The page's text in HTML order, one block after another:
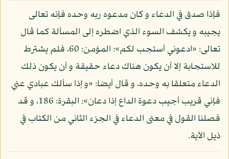
فإذا صدق في الدعاء و كان مدعوه ربه وحده فإنه تعالى
يجيبه و يكشف السوء الذي اضطره إلى المسألة كما قال
تعالى: «ادعوني أستجب لكم»: المؤمن: 60، فلم يشترط
للاستجابة إلا أن يكون هناك دعاء حقيقة و أن يكون ذلك
الدعاء متعلقا به وحده، و قال أيضا: «و إذا سألك عبادي عني
فإني قريب أجيب دعوة الداع إذا دعان»: البقرة: 186، و قد
فصلنا القول في معنى الدعاء في الجزء الثاني من الكتاب في
ذيل الآية.